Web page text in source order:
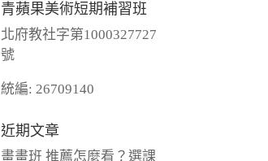
青蘋果美術短期補習班
北府教社字第1000327727
號
統編: 26709140
近期文章
畫畫班 推薦怎麼看？選課